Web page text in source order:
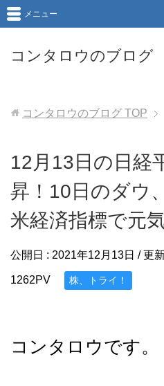
コンタロウのブログ
メニュー
コンタロウのブログ TOP
12月13日の日経
昇！10日のダウ
米経済指標で元
公開日 : 2021年12月13日 / 更
1262PV 株、トライ！
コンタロウです。